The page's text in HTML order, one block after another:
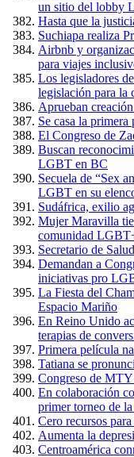
un sitio del lobby
Hasta que la
Suchiapa realiza
Airbnb y
para viajes
Los legisladores
legislación para
Aprueban
Se casa la
El Congreso de
Buscan
LGBT en BC
Secuela de “Sex
LGBT en su
Sudáfrica, exilio
Mujer Maravilla
comunidad
Secretario de
Demandan a
iniciativas pro
La Fiesta del
Espacio Mariño
En Reino Unido
terapias de
Primera película
Tatiana se
Congreso de
En colaboración
primer torneo de
Cero recursos
Aumenta la
Centroamérica